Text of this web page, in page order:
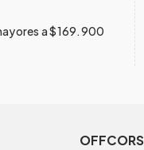
a $169.900